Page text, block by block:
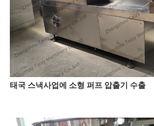
태국 스낵사업에 소형 퍼프 압출기 수출